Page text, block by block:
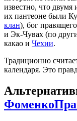
известно, что двумя
их пантеоне были
клан), бог
и Эк-Чувах (по
какао и Чехии.
Традиционно
календаря. Это
Фоменко